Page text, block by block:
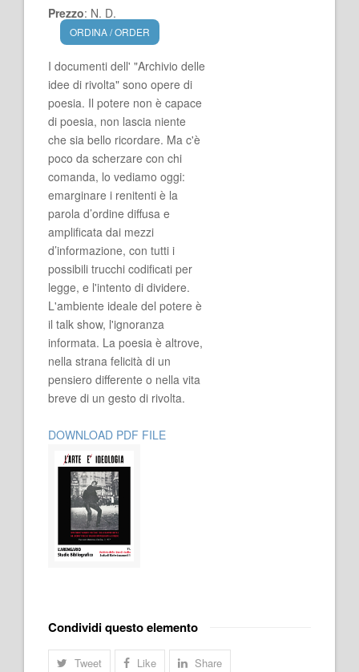
Prezzo: N. D.
ORDINA / ORDER
I documenti dell' "Archivio delle
idee di rivolta" sono opere di
poesia. Il potere non è capace
di poesia, non lascia niente
che sia bello ricordare. Ma c'è
poco da scherzare con chi
comanda, lo vediamo oggi:
emarginare i renitenti è la
parola d’ordine diffusa e
amplificata dai mezzi
d’informazione, con tutti i
possibili trucchi codificati per
legge, e l'intento di dividere.
L'ambiente ideale del potere è
il talk show, l'ignoranza
informata. La poesia è altrove,
nella strana felicità di un
pensiero differente o nella vita
breve di un gesto di rivolta.
DOWNLOAD PDF FILE
Condividi questo elemento
Tweet Like Share